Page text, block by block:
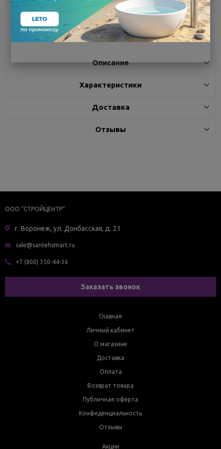
Поделиться
Описание
Характеристики
Доставка
Отзывы
ООО "СТРОЙЦЕНТР"
г. Воронеж, ул. Донбасская, д. 21
sale@santehsmart.ru
+7 (800) 350-44-36
Заказать звонок
Главная
Личный кабинет
О магазине
Доставка
Оплата
Возврат товара
Публичная оферта
Конфиденциальность
Отзывы
Акции